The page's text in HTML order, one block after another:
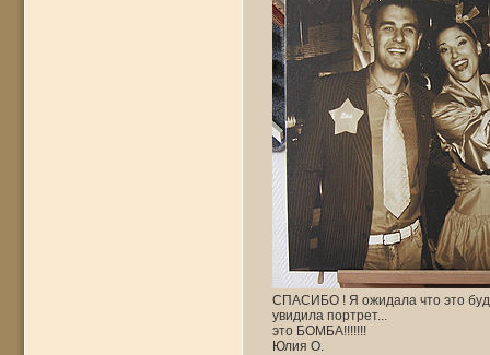
СПАСИБО ! Я ожидала что это
увидила портрет...
это БОМБА!!!!!!!
Юлия О.